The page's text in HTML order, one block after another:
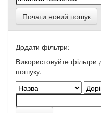
Почати новий пошук
Додати фільтри:
Використовуйте фільтри
пошуку.